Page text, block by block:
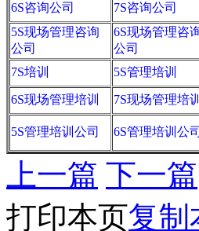
6S咨询公司 7S咨询公司
5S现场管理咨询
公司
6S现场管理咨
公司
7S培训 5S管理培训
6S现场管理培训 7S现场管理培训
5S管理培训公司 6S管理培训公司
上一篇 下一篇
打印本页复制